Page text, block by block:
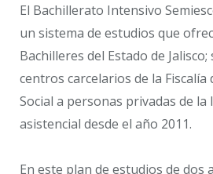
El Bachillerato Intensivo
un sistema de estudios que
Bachilleres del Estado de
centros carcelarios de la Fiscalía
Social a personas privadas de
asistencial desde el año 2011.
En este plan de estudios de dos